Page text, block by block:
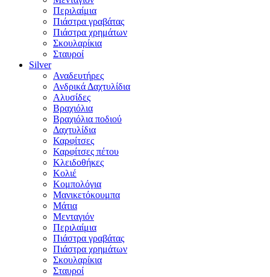
Περιλαίμια
Πιάστρα γραβάτας
Πιάστρα χρημάτων
Σκουλαρίκια
Σταυροί
Silver
Αναδευτήρες
Ανδρικά Δαχτυλίδια
Αλυσίδες
Βραχιόλια
Βραχιόλια ποδιού
Δαχτυλίδια
Καρφίτσες
Καρφίτσες πέτου
Κλειδοθήκες
Κολιέ
Κομπολόγια
Μανικετόκουμπα
Μάτια
Μενταγιόν
Περιλαίμια
Πιάστρα γραβάτας
Πιάστρα χρημάτων
Σκουλαρίκια
Σταυροί